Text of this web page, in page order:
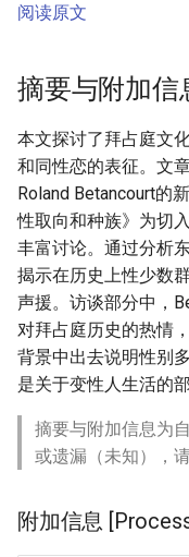
阅读原文
摘要与附加信
本文探讨了拜占庭文
和同性恋的表征。文
Roland Betancourt的
性取向和种族》为切
丰富讨论。通过分析
揭示在历史上性少数
声援。访谈部分中，
对拜占庭历史的热情
背景中出去说明性别
是关于变性人生活的
摘要与附加信息为
或遗漏（未知），
附加信息